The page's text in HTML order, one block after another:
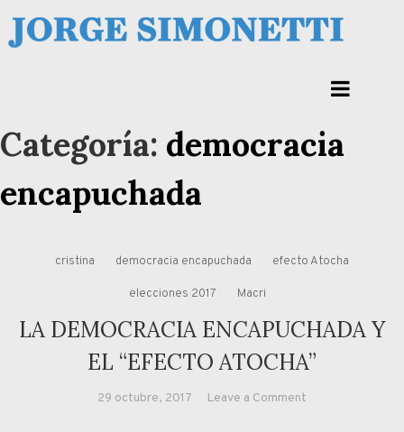
to
Jorge Eduardo Simonetti
Categoría: democracia
encapuchada
cristina democracia encapuchada efecto Atocha
elecciones 2017 Macri
LA DEMOCRACIA ENCAPUCHADA Y
EL “EFECTO ATOCHA”
29 octubre, 2017 Leave a Comment